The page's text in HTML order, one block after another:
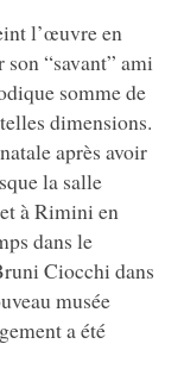
l’œuvre en
son “savant” ami
somme de
dimensions.
après avoir
la salle
à Rimini en
dans le
Ciocchi dans
musée
a été